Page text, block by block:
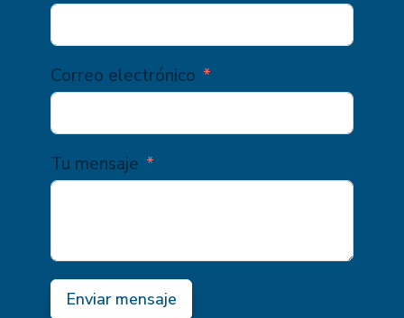
Correo electrónico
Tu mensaje
Enviar mensaje